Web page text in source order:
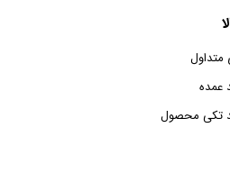
عمده
تکی محصول